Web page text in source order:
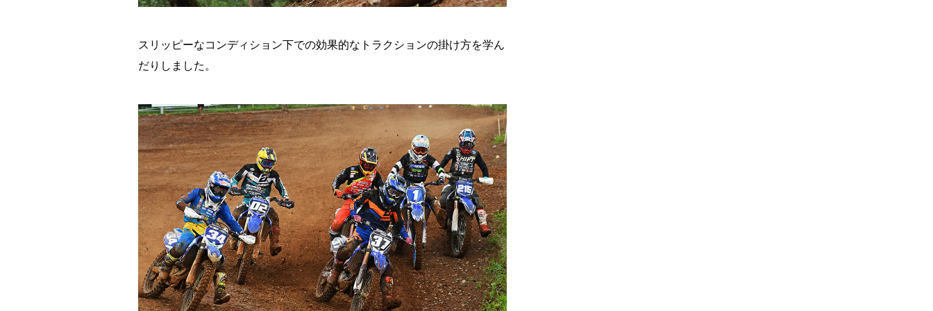
スリッピーなコンディション下での効果的なトラクションの掛け方を学ん
だりしました。